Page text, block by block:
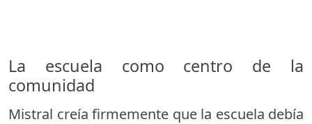
La escuela como centro de la
comunidad
Mistral creía firmemente que la escuela debía